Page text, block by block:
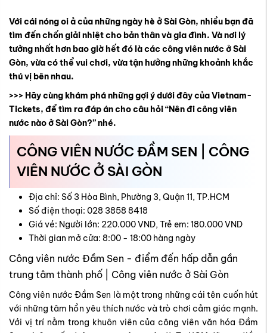
Với cái nóng oi ả của những ngày hè ở Sài Gòn, nhiều bạn đã
tìm đến chốn giải nhiệt cho bản thân và gia đình. Và nơi lý
tưởng nhất hơn bao giờ hết đó là các công viên nước ở Sài
Gòn, vừa có thể vui chơi, vừa tận hưởng những khoảnh khắc
thú vị bên nhau.
>>> Hãy cùng khám phá những gợi ý dưới đây của Vietnam-
Tickets, để tìm ra đáp án cho câu hỏi “Nên đi công viên
nước nào ở Sài Gòn?” nhé.
CÔNG VIÊN NƯỚC ĐẦM SEN | CÔNG
VIÊN NƯỚC Ở SÀI GÒN
Địa chỉ: Số 3 Hòa Bình, Phường 3, Quận 11, TP.HCM
Số điện thoại: 028 3858 8418
Giá vé: Người lớn: 220.000 VND, Trẻ em: 180.000 VND
Thời gian mở cửa: 8:00 - 18:00 hàng ngày
Công viên nước Đầm Sen - điểm đến hấp dẫn gần
trung tâm thành phố | Công viên nước ở Sài Gòn
Công viên nước Đầm Sen là một trong những cái tên cuốn hút
với những tâm hồn yêu thích nước và trò chơi cảm giác mạnh.
Với vị trí nằm trong khuôn viên của công viên văn hóa Đầm